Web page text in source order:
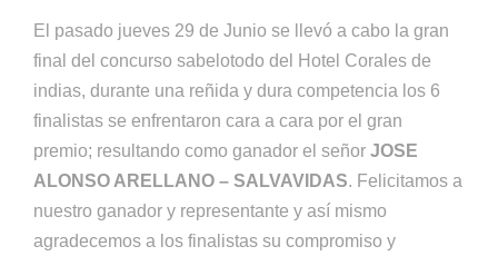
El pasado jueves 29 de Junio se llevó a cabo la gran
final del concurso sabelotodo del Hotel Corales de
indias, durante una reñida y dura competencia los 6
finalistas se enfrentaron cara a cara por el gran
premio; resultando como ganador el señor JOSE
ALONSO ARELLANO – SALVAVIDAS. Felicitamos a
nuestro ganador y representante y así mismo
agradecemos a los finalistas su compromiso y